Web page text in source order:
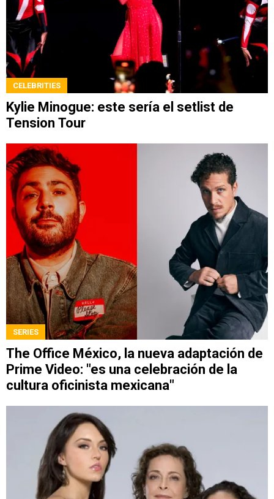
CELEBRITIES
Kylie Minogue: este sería el setlist de
Tension Tour
SERIES
The Office México, la nueva adaptación de
Prime Video: "es una celebración de la
cultura oficinista mexicana"